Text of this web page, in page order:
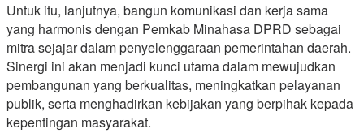
Untuk itu, lanjutnya, bangun komunikasi dan kerja sama
yang harmonis dengan Pemkab Minahasa DPRD sebagai
mitra sejajar dalam penyelenggaraan pemerintahan daerah.
Sinergi ini akan menjadi kunci utama dalam mewujudkan
pembangunan yang berkualitas, meningkatkan pelayanan
publik, serta menghadirkan kebijakan yang berpihak kepada
kepentingan masyarakat.